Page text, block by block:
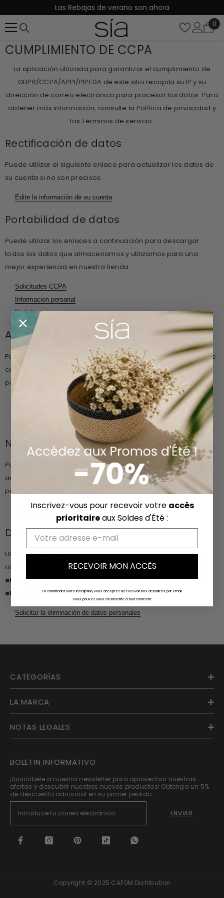
SALTAR AL CONTENIDO
Las Rebajas de verano son ahora
0
0
CUMPLIMIENTO DE CCPA
La aplicación utilizada para garantizar el cumplimiento de
GDPR/CCPA/APPI/PIPEDA de este sitio recopila su IP y su
dirección de correo electrónico para procesar los datos. Para
obtener más información, consulte la Política de privacidad y
los Términos de servicio.
Rectificación de datos
Puede utilizar el siguiente enlace para actualizar los datos de
su cuenta si no son precisos.
Edite la información de su cuenta
Portabilidad de datos
Puede utilizar los enlaces a continuación para descargar
todos los datos que almacenamos y utilizamos para una
mejor experiencia en nuestra tienda.
Solicitudes CCPA
Informacion personal
Pedidos
Acceso a Datos Personales
Puede utilizar el siguiente enlace para solicitar un informe que
contendrá toda la información personal que almacenamos
para usted.
Solicitar un informe
No vendas mi información personal
Puede enviar una solicitud para informarnos que no está de
acuerdo con que se recopile o venda su información
personal.
No vendas mi información personal.
Derecho a ser olvidado
Utilice esta opción si desea eliminar sus datos personales y
otros de nuestra tienda. Ten en cuenta queeste proceso
eliminará tu cuenta, por lo que ya no podrás acceder a
ella ni utilizarla más.
Solicitar la eliminación de datos personales
CATEGORÍAS
LA MARCA
NOTAS LEGALES
BOLETIN INFORMATIVO
¡Suscríbete a nuestra newsletter para aprovechar nuestras
ofertas y descubrir nuestros nuevos productos! Obtenga un 5%
de descuento adicional en su primer pedido.
ENVIAR
Copyright © 2025 CAFOM Distribution
Inscrivez-vous pour recevoir votre accès
prioritaireaux Soldes d'Été :
Email
RECEVOIR MON ACCÈS
En confirmant votre inscription, vous acceptez de recevoir nos actualités par email.
Vous pouvez vous désinscrire à tout moment.